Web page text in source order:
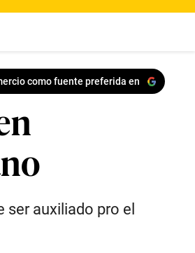
como fuente preferida en
auxiliado pro el